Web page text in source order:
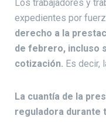
Los trabajadores y
expedientes por
derecho a la
de febrero, incluso
cotización. Es decir,
La cuantía de la
reguladora durante